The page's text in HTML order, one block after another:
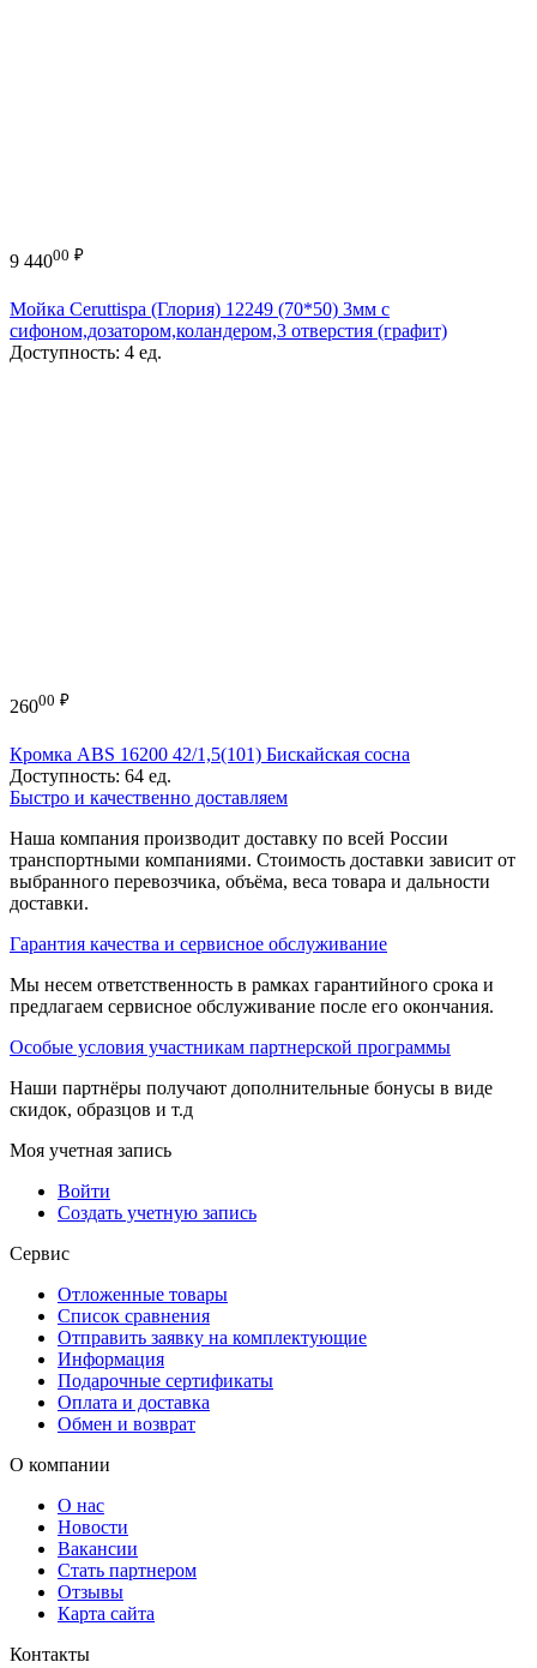
9 44000 ₽
Мойка Ceruttispa (Глория) 12249 (70*50) 3мм с
сифоном,дозатором,коландером,3 отверстия (графит)
Доступность: 4 ед.
26000 ₽
Кромка ABS 16200 42/1,5(101) Бискайская сосна
Доступность: 64 ед.
Быстро и качественно доставляем
Наша компания производит доставку по всей России
транспортными компаниями. Стоимость доставки зависит от
выбранного перевозчика, объёма, веса товара и дальности
доставки.
Гарантия качества и сервисное обслуживание
Мы несем ответственность в рамках гарантийного срока и
предлагаем сервисное обслуживание после его окончания.
Особые условия участникам партнерской программы
Наши партнёры получают дополнительные бонусы в виде
скидок, образцов и т.д
Моя учетная запись
Войти
Создать учетную запись
Сервис
Отложенные товары
Список сравнения
Отправить заявку на комплектующие
Информация
Подарочные сертификаты
Оплата и доставка
Обмен и возврат
О компании
О нас
Новости
Вакансии
Стать партнером
Отзывы
Карта сайта
Контакты